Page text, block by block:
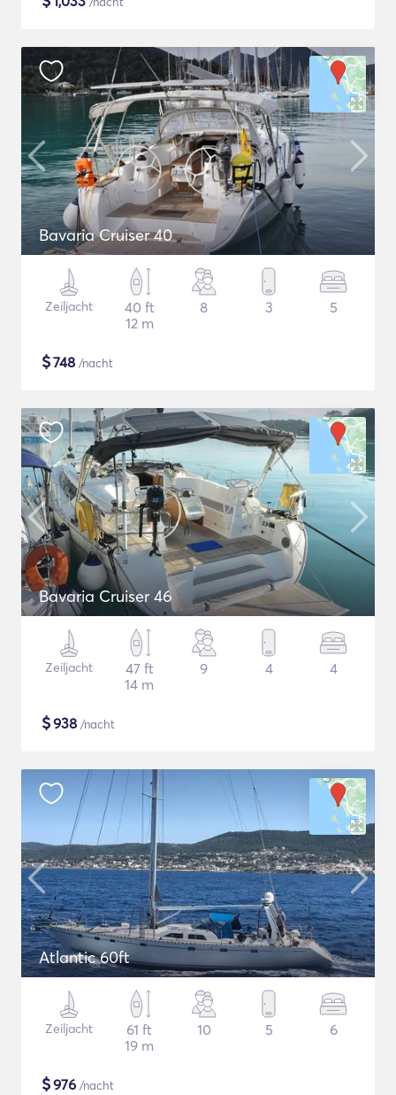
Bavaria Cruiser 40
Zeiljacht
40 ft
12 m
8 3 5
$748 /nacht
Bavaria Cruiser 46
Zeiljacht
47 ft
14 m
9 4 4
$938 /nacht
Atlantic 60ft
Zeiljacht
61 ft
19 m
10 5 6
$976 /nacht